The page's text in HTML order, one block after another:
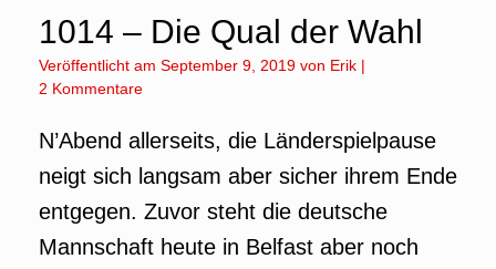
1014 – Die Qual der Wahl
Veröffentlicht am September 9, 2019 von Erik |
2 Kommentare
N’Abend allerseits, die Länderspielpause
neigt sich langsam aber sicher ihrem Ende
entgegen. Zuvor steht die deutsche
Mannschaft heute in Belfast aber noch